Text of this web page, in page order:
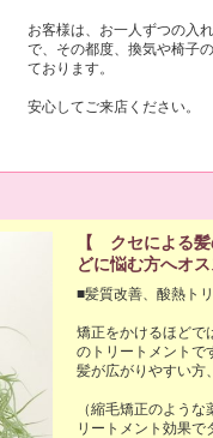
お客様は、お一人ずつの入
で、その都度、換気や椅子
ております。
安心してご来店ください。
【 クセによる
どに悩む方へオ
■髪質改善、酸熱ト
矯正をかけるほどで
のトリートメントで
髪が広がりやすい方
（縮毛矯正のよう
リートメント効果で